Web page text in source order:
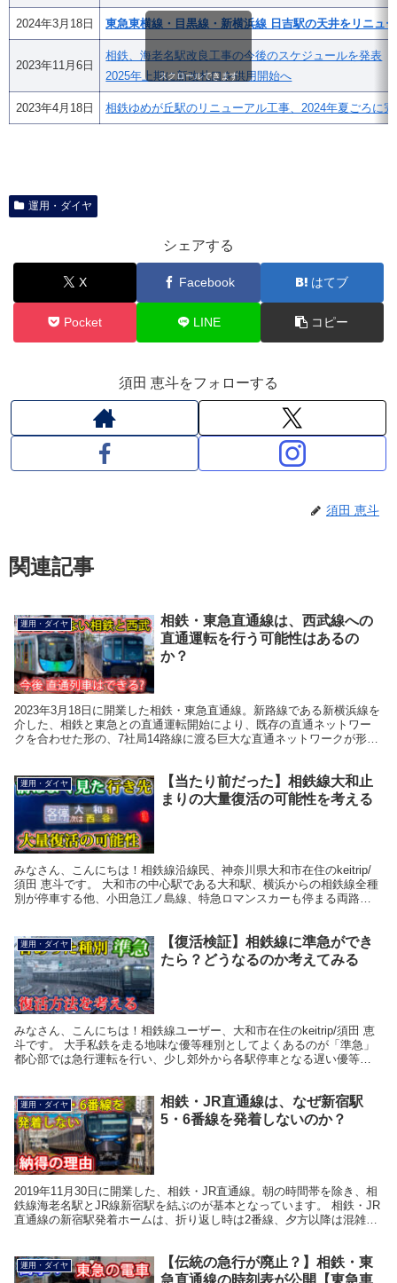
2024年3月18日 東急東横線・目黒線・新横浜線 日吉駅の天井をリニュ
2023年11月6日
相鉄、海老名駅改良工事の今後のスケジュールを発表
2025年上期に新改札口を供用開始へ
2023年4月18日 相鉄ゆめが丘駅のリニューアル工事、2024年夏ごろに
スクロールできます
運用・ダイヤ
シェアする
X Facebook はてブ
Pocket LINE コピー
須田 恵斗をフォローする
須田 恵斗
関連記事
運用・ダイヤ
相鉄・東急直通線は、西武線への
直通運転を行う可能性はあるの
か？
2023年3月18日に開業した相鉄・東急直通線。新路線である新横浜線を
介した、相鉄と東急との直通運転開始により、既存の直通ネットワー
クを合わせた形の、7社局14路線に渡る巨大な直通ネットワークが形成
運用・ダイヤ
【当たり前だった】相鉄線大和止
まりの大量復活の可能性を考える
みなさん、こんにちは！相鉄線沿線民、神奈川県大和市在住のkeitrip/
須田 恵斗です。 大和市の中心駅である大和駅、横浜からの相鉄線全種
別が停車する他、小田急江ノ島線、特急ロマンスカーも停まる両路線
運用・ダイヤ
【復活検証】相鉄線に準急ができ
たら？どうなるのか考えてみる
みなさん、こんにちは！相鉄線ユーザー、大和市在住のkeitrip/須田 恵
斗です。 大手私鉄を走る地味な優等種別としてよくあるのが「準急」
都心部では急行運転を行い、少し郊外から各駅停車となる遅い優等種
運用・ダイヤ
相鉄・JR直通線は、なぜ新宿駅
5・6番線を発着しないのか？
2019年11月30日に開業した、相鉄・JR直通線。朝の時間帯を除き、相
鉄線海老名駅とJR線新宿駅を結ぶのが基本となっています。 相鉄・JR
直通線の新宿駅発着ホームは、折り返し時は2番線、夕方以降は混雑分
運用・ダイヤ
【伝統の急行が廃止？】相鉄・東